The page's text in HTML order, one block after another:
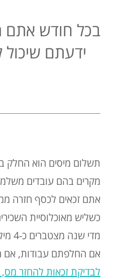
בכל חודש אתם
ידעתם
תשלום מיסים הוא החלק
מקרים בהם עובדים
אתם זכאים לכסף חזרה
מדי שנה מצטברים כ-4 מילארד ₪ בקופת המדינה, אשר מקורם בגביית מיסים ביתר מאזרחי ישראל.
אם החלפתם עבודות, אם
לבדיקת זכאות להחזר